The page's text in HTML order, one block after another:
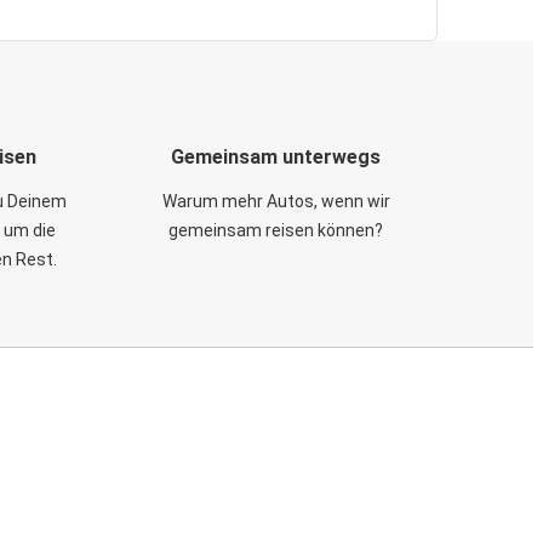
Deinem
die
Rest.
Gemeinsam unterwegs
Warum mehr Autos, wenn wir
gemeinsam reisen können?